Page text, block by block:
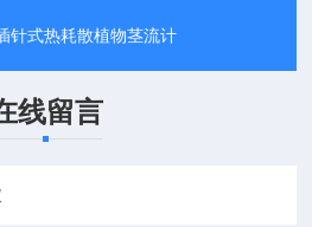
针式热耗散植物茎流计
线留言